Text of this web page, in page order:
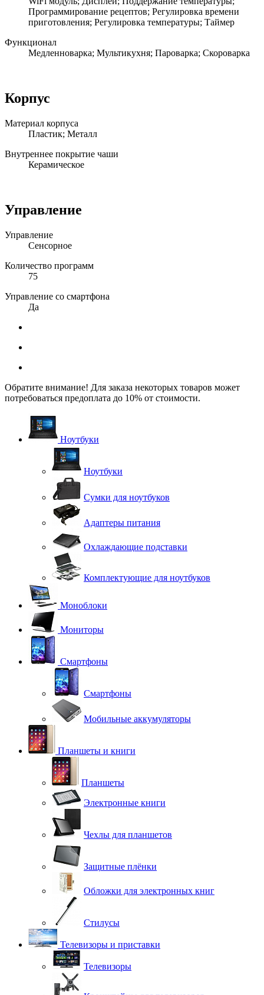
Программирование рецептов; Регулировка времени
приготовления; Регулировка температуры; Таймер
Функционал
Медленноварка; Мультикухня; Пароварка; Скороварка
Корпус
Материал корпуса
Пластик; Металл
Внутреннее покрытие чаши
Керамическое
Управление
Управление
Сенсорное
Количество программ
75
Управление со смартфона
Да
Обратите внимание! Для заказа некоторых товаров может
потребоваться предоплата до 10% от стоимости.
Ноутбуки
Ноутбуки
Сумки для ноутбуков
Адаптеры питания
Охлаждающие подставки
Комплектующие для ноутбуков
Моноблоки
Мониторы
Смартфоны
Смартфоны
Мобильные аккумуляторы
Планшеты и книги
Планшеты
Электронные книги
Чехлы для планшетов
Защитные плёнки
Обложки для электронных книг
Стилусы
Телевизоры и приставки
Телевизоры